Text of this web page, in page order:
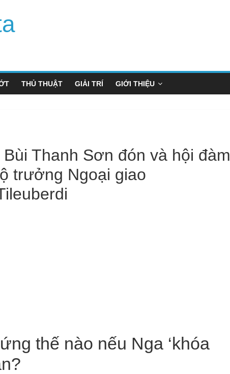
THỦ THUẬT GIẢI TRÍ GIỚI THIỆU
Thanh Sơn đón và hội đàm
trưởng Ngoại giao
thế nào nếu Nga ‘khóa